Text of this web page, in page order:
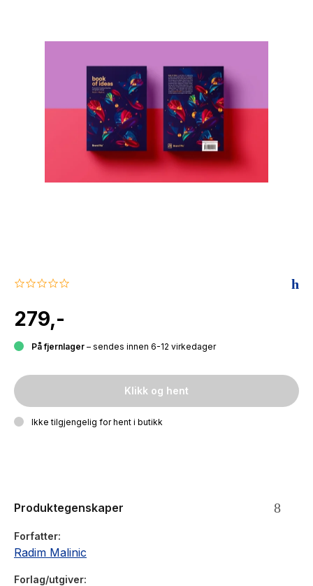
The Housemaid
0.0
rating
279,-
På fjernlager – sendes innen 6-12 virkedager
Klikk og hent
Ikke tilgjengelig for hent i butikk
Produktegenskaper
Forfatter
Radim Malinic
Forlag/utgiver